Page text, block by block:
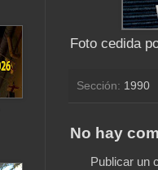
Foto cedida
Sección: 1990
No hay
Publicar un